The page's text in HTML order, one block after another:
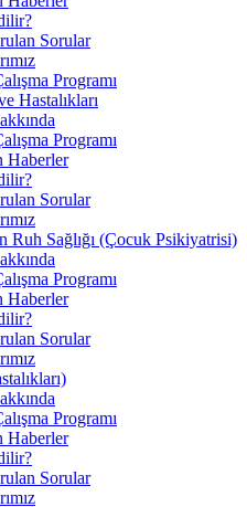
Sorular
Programı
Hastalıkları
Programı
Haberler
Sorular
Ruh Sağlığı (Çocuk Psikiyatrisi)
Programı
Haberler
Sorular
Programı
Haberler
Sorular